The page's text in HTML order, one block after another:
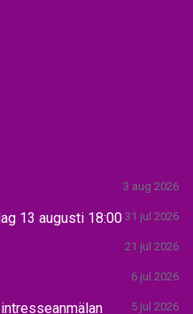
3 aug 2026
13 augusti 18:00 31 jul 2026
21 jul 2026
6 jul 2026
5 jul 2026